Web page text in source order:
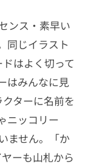
ンス・素早い
同じイラスト
はよく切って
はみんなに見
ターに名前を
ニッコリー
ません。「か
ーも山札から